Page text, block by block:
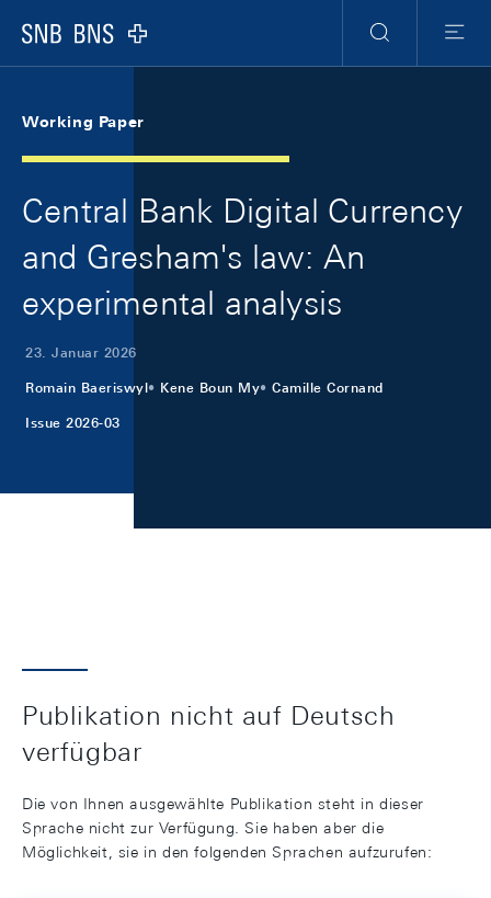
Logo
Suche
Menu
Working Paper
Central Bank Digital Currency
and Gresham's law: An
experimental analysis
23. Januar 2026
Romain Baeriswyl Kene Boun My Camille Cornand
Issue 2026-03
Publikation nicht auf Deutsch
verfügbar
Die von Ihnen ausgewählte Publikation steht in dieser
Sprache nicht zur Verfügung. Sie haben aber die
Möglichkeit, sie in den folgenden Sprachen aufzurufen: